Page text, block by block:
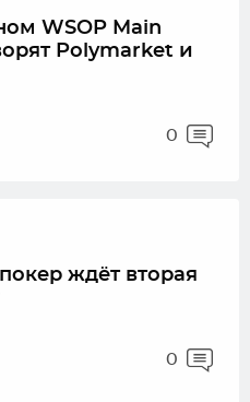
WSOP Main
Polymarket и
0
ждёт вторая
0